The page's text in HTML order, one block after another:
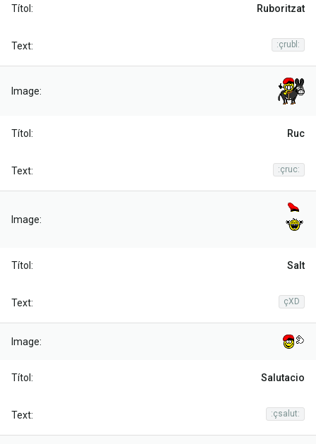
Ruboritzat
:çrubl:
Ruc
:çruc:
Salt
çXD
Salutacio
:çsalut: